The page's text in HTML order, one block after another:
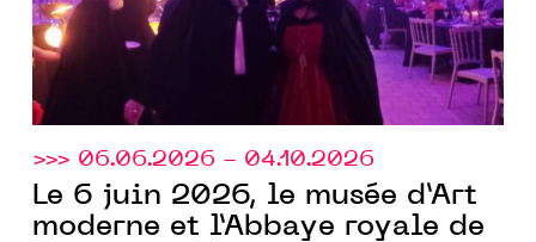
>>> 06.06.2026 - 04.10.2026
Le 6 juin 2026, le musée d’Art
moderne et l’Abbaye royale de